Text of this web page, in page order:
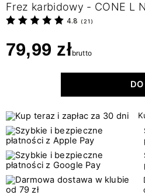
Frez karbidowy - CONE L
4.8 ( 21 )
79,99 złbrutto